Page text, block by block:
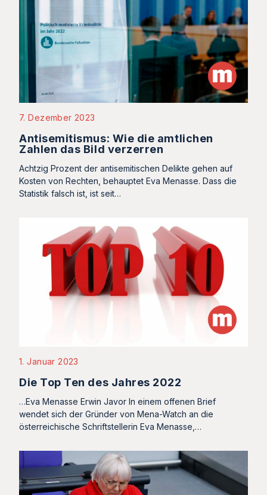
7. Dezember 2023
Antisemitismus: Wie die amtlichen
Zahlen das Bild verzerren
Achtzig Prozent der antisemitischen Delikte gehen auf
Kosten von Rechten, behauptet Eva Menasse. Dass die
Statistik falsch ist, ist seit…
1. Januar 2023
Die Top Ten des Jahres 2022
…Eva Menasse Erwin Javor In einem offenen Brief
wendet sich der Gründer von Mena-Watch an die
österreichische Schriftstellerin Eva Menasse,…